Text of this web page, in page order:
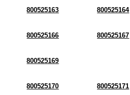
800525163 800525164
800525166 800525167
800525169
800525170 800525171